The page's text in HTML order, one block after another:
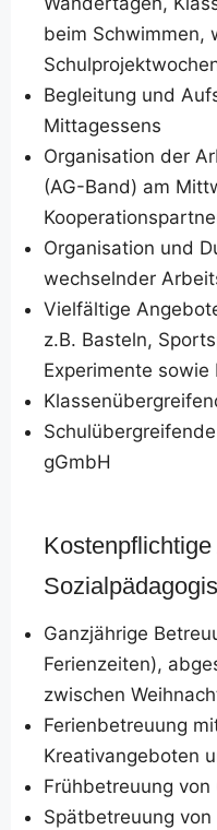
beim Schwimmen,
Begleitung und
Mittagessens
Organisation der
(AG-Band) am
Organisation und
wechselnder
Vielfältige
z.B. Basteln,
Experimente
gGmbH
Ganzjährige
Ferienzeiten),
zwischen
Ferienbetreuung
Kreativangeboten
Frühbetreuung
Spätbetreuung